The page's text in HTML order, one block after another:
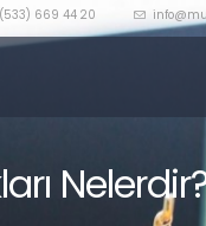
669 44 20